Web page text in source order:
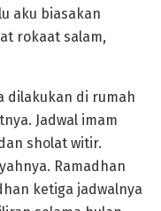
aku biasakan
rokaat salam,
dilakukan di rumah
Jadwal imam
sholat witir.
Ramadhan
ketiga jadwalnya